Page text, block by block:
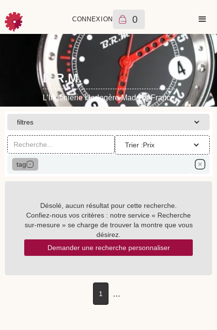
CONNEXION 0
B.R.M.
L’Ingénierie Horlogère Made in France
filtres
Trier :Prix
tag
Désolé, aucun résultat pour cette recherche.
Confiez-nous vos critères : notre service « Recherche
sur-mesure » se charge de trouver la montre que vous
désirez.
Demander une recherche personnaliser
1 ...